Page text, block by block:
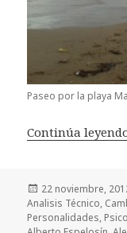
Paseo por la playa
Continúa
Publicado
el
22 noviembre,
Analisis Técnico,
Personalidades,